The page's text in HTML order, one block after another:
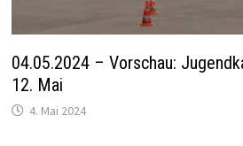
04.05.2024 – Vorschau:
12. Mai
4. Mai 2024